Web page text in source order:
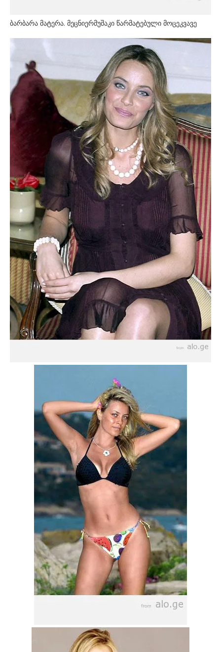
ბარბარა მატერა. მეცნიერმუშაკი წარმატებული მოცეკვავე